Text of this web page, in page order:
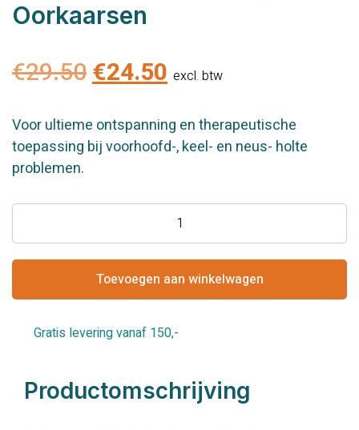
Oorkaarsen
€29.50Oorspronkelijke
was:
€24.50Huidige
is:
excl. btw
Voor ultieme ontspanning en therapeutische
toepassing bij voorhoofd-, keel- en neus- holte
problemen.
Hopi
aantal
Toevoegen aan winkelwagen
Gratis levering vanaf 150,-
Productomschrijving